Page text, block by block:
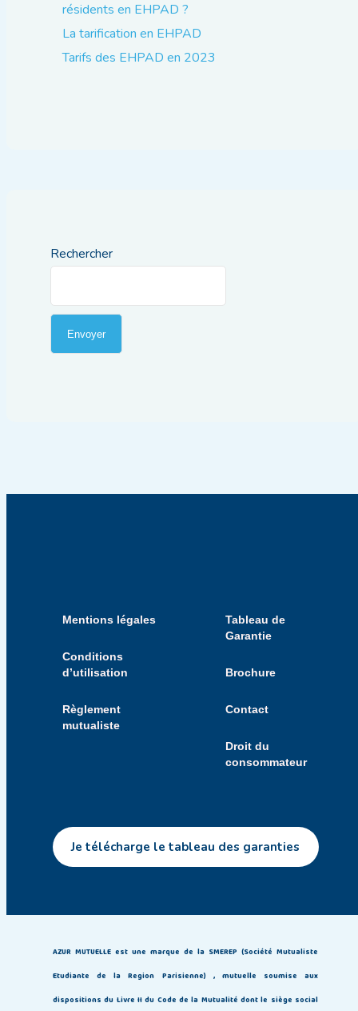
résidents en EHPAD ?
La tarification en EHPAD
Tarifs des EHPAD en 2023
Rechercher
Envoyer
Mentions légales
Conditions
d’utilisation
Règlement
mutualiste
Tableau de
Garantie
Brochure
Contact
Droit du
consommateur
Je télécharge le tableau des garanties
AZUR MUTUELLE est une marque de la SMEREP (Société Mutualiste
Etudiante de la Region Parisienne) , mutuelle soumise aux
dispositions du Livre II du Code de la Mutualité dont le siège social